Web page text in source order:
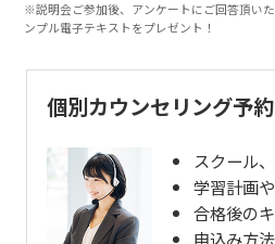
※説明会ご参加後、アンケートにご回答頂い
ンプル電子テキストをプレゼント！
個別カウンセリング予約
スクール
学習計画
合格後の
申込み方